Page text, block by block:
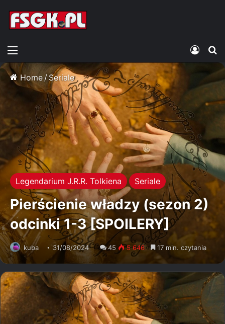
Home / Seriale
Legendarium J.R.R. Tolkiena Seriale
Pierścienie władzy (sezon 2)
odcinki 1-3 [SPOILERY]
kuba 31/08/2024 45 5 646 17 min. czytania